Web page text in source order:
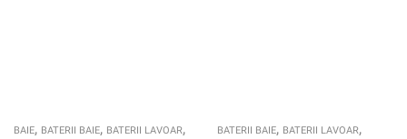
BAIE, BATERII BAIE, BATERII LAVOAR, BATERII BAIE, BATERII LAVOAR,